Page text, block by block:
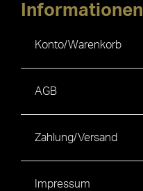
Informationen
Konto/Warenkorb
AGB
Zahlung/Versand
Impressum